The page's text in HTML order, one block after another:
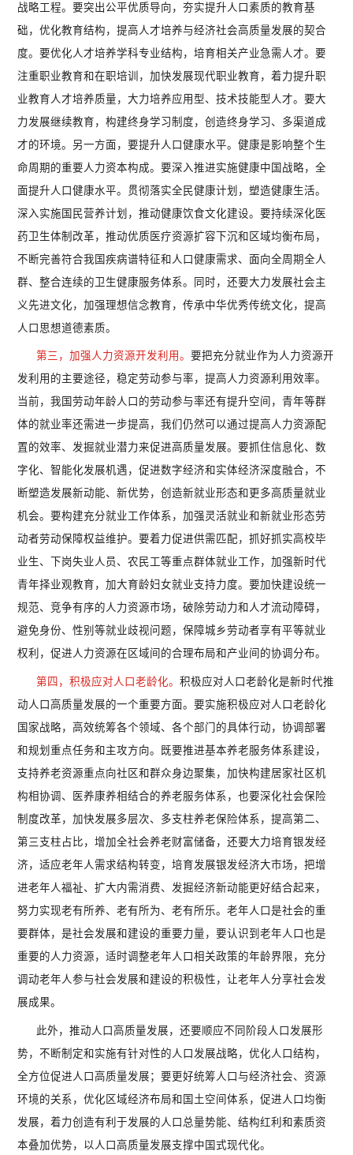
战略工程。要突出公平优质导向，夯实提升人口素质的教育基
础，优化教育结构，提高人才培养与经济社会高质量发展的契合
度。要优化人才培养学科专业结构，培育相关产业急需人才。要
注重职业教育和在职培训，加快发展现代职业教育，着力提升职
业教育人才培养质量，大力培养应用型、技术技能型人才。要大
力发展继续教育，构建终身学习制度，创造终身学习、多渠道成
才的环境。另一方面，要提升人口健康水平。健康是影响整个生
命周期的重要人力资本构成。要深入推进实施健康中国战略，全
面提升人口健康水平。贯彻落实全民健康计划，塑造健康生活。
深入实施国民营养计划，推动健康饮食文化建设。要持续深化医
药卫生体制改革，推动优质医疗资源扩容下沉和区域均衡布局，
不断完善符合我国疾病谱特征和人口健康需求、面向全周期全人
群、整合连续的卫生健康服务体系。同时，还要大力发展社会主
义先进文化，加强理想信念教育，传承中华优秀传统文化，提高
人口思想道德素质。
第三，加强人力资源开发利用。要把充分就业作为人力资源开
发利用的主要途径，稳定劳动参与率，提高人力资源利用效率。
当前，我国劳动年龄人口的劳动参与率还有提升空间，青年等群
体的就业率还需进一步提高，我们仍然可以通过提高人力资源配
置的效率、发掘就业潜力来促进高质量发展。要抓住信息化、数
字化、智能化发展机遇，促进数字经济和实体经济深度融合，不
断塑造发展新动能、新优势，创造新就业形态和更多高质量就业
机会。要构建充分就业工作体系，加强灵活就业和新就业形态劳
动者劳动保障权益维护。要着力促进供需匹配，抓好抓实高校毕
业生、下岗失业人员、农民工等重点群体就业工作，加强新时代
青年择业观教育，加大育龄妇女就业支持力度。要加快建设统一
规范、竞争有序的人力资源市场，破除劳动力和人才流动障碍，
避免身份、性别等就业歧视问题，保障城乡劳动者享有平等就业
权利，促进人力资源在区域间的合理布局和产业间的协调分布。
第四，积极应对人口老龄化。积极应对人口老龄化是新时代推
动人口高质量发展的一个重要方面。要实施积极应对人口老龄化
国家战略，高效统筹各个领域、各个部门的具体行动，协调部署
和规划重点任务和主攻方向。既要推进基本养老服务体系建设，
支持养老资源重点向社区和群众身边聚集，加快构建居家社区机
构相协调、医养康养相结合的养老服务体系，也要深化社会保险
制度改革，加快发展多层次、多支柱养老保险体系，提高第二、
第三支柱占比，增加全社会养老财富储备，还要大力培育银发经
济，适应老年人需求结构转变，培育发展银发经济大市场，把增
进老年人福祉、扩大内需消费、发掘经济新动能更好结合起来，
努力实现老有所养、老有所为、老有所乐。老年人口是社会的重
要群体，是社会发展和建设的重要力量，要认识到老年人口也是
重要的人力资源，适时调整老年人口相关政策的年龄界限，充分
调动老年人参与社会发展和建设的积极性，让老年人分享社会发
展成果。
此外，推动人口高质量发展，还要顺应不同阶段人口发展形
势，不断制定和实施有针对性的人口发展战略，优化人口结构，
全方位促进人口高质量发展；要更好统筹人口与经济社会、资源
环境的关系，优化区域经济布局和国土空间体系，促进人口均衡
发展，着力创造有利于发展的人口总量势能、结构红利和素质资
本叠加优势，以人口高质量发展支撑中国式现代化。